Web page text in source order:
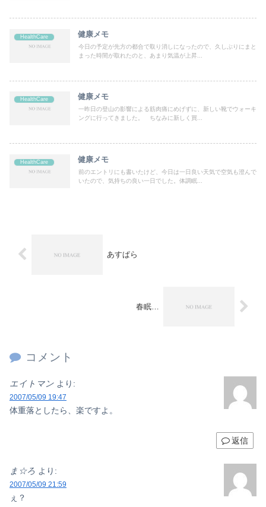
HealthCare 健康メモ
今日の予定が先方の都合で取り消しになったので、久しぶりにまと
まった時間が取れたのと、あまり気温が上昇...
HealthCare 健康メモ
一昨日の登山の影響による筋肉痛にめげずに、新しい靴でウォーキ
ングに行ってきました。 ちなみに新しく買...
HealthCare 健康メモ
前のエントリにも書いたけど、今日は一日良い天気で空気も澄んで
いたので、気持ちの良い一日でした。体調眠...
あすぱら
春眠…
コメント
エイトマン より:
2007/05/09 19:47
体重落としたら、楽ですよ。
返信
ま☆ろ より:
2007/05/09 21:59
ぇ？